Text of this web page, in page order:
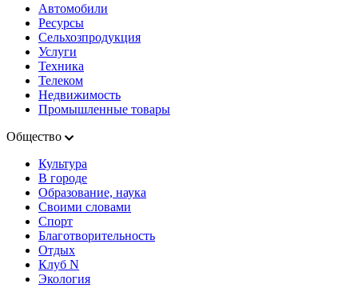
Автомобили
Ресурсы
Сельхозпродукция
Услуги
Техника
Телеком
Недвижимость
Промышленные товары
Общество
Культура
В городе
Образование, наука
Своими словами
Спорт
Благотворительность
Отдых
Клуб N
Экология